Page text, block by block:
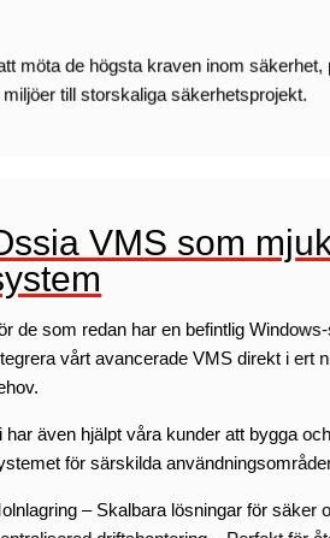
möta de högsta kraven inom
till storskaliga säkerhetsprojekt.
VMS som
de som redan har en befintlig
vårt avancerade VMS direkt i ert
har även hjälpt våra kunder att bygga
för särskilda
– Skalbara lösningar för säker